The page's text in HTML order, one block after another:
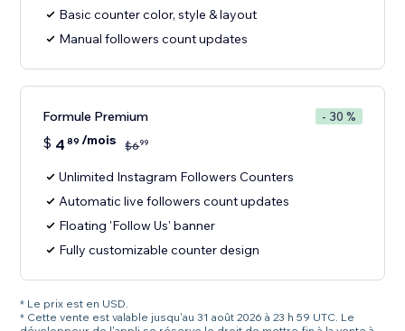
Basic counter color, style & layout
Manual followers count updates
Formule Premium - 30 %
$ 4 89 /mois $699
Unlimited Instagram Followers Counters
Automatic live followers count updates
Floating 'Follow Us' banner
Fully customizable counter design
* Le prix est en USD.
* Cette vente est valable jusqu'au 31 août 2026 à 23 h 59 UTC. Le